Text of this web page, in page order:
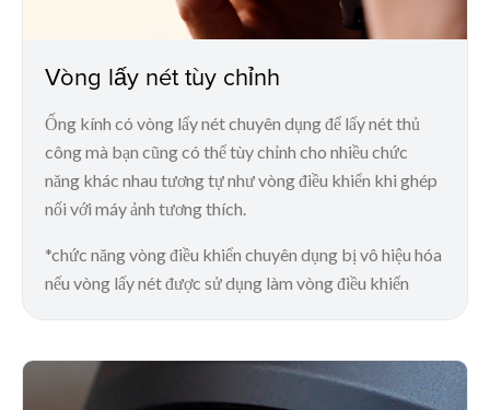
Vòng lấy nét tùy chỉnh
Ống kính có vòng lấy nét chuyên dụng để lấy nét thủ
công mà bạn cũng có thể tùy chỉnh cho nhiều chức
năng khác nhau tương tự như vòng điều khiển khi ghép
nối với máy ảnh tương thích.
*chức năng vòng điều khiển chuyên dụng bị vô hiệu hóa
nếu vòng lấy nét được sử dụng làm vòng điều khiển